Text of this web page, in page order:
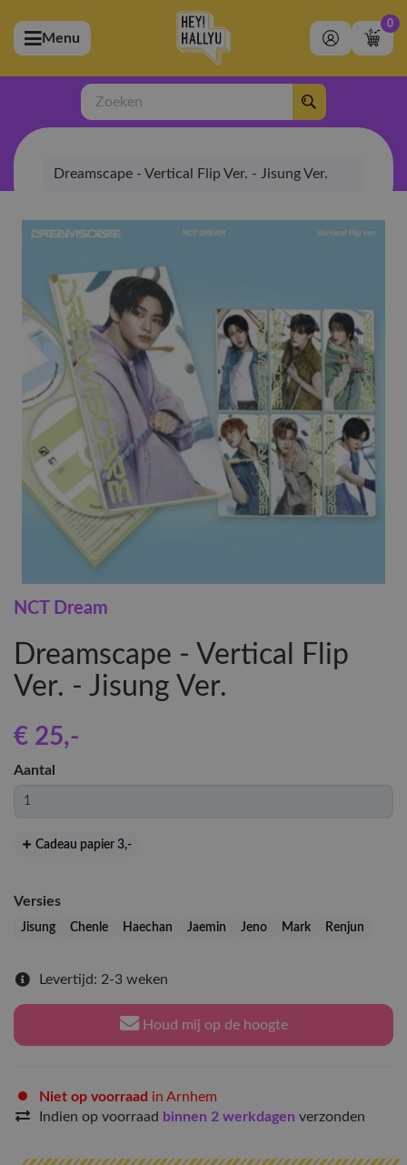
(Artiesten)
(Merchandise)
(Exclusive)
(Winkel)
Menu
0
Zoeken
Dreamscape - Vertical Flip Ver. - Jisung Ver.
NCT Dream
Dreamscape - Vertical Flip
Ver. - Jisung Ver.
€ 25,-
Aantal
Cadeau papier 3,-
Versies
Jisung Chenle Haechan Jaemin Jeno Mark Renjun
Levertijd: 2-3 weken
Houd mij op de hoogte
Niet op voorraad in Arnhem
Indien op voorraad binnen 2 werkdagen verzonden